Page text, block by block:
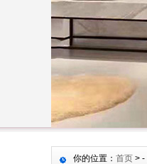
你的位置： 首页 > -